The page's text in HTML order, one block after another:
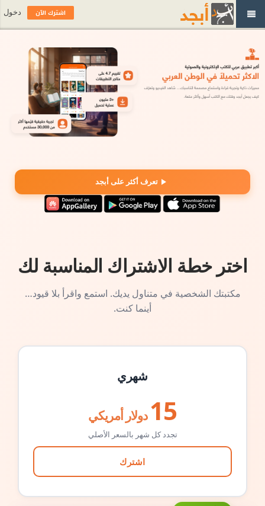
تعرف أكثر على أبجد
اختر خطة الاشتراك المناسبة لك
مكتبتك الشخصية في متناول يديك. استمع واقرأ بلا قيود…
أينما كنت.
شهري
15 دولار أمريكي
تجدد كل شهر بالسعر الأصلي
اشترك
اشترك الآن دخول